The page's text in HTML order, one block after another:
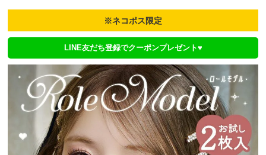
※ネコポス限定
LINE友だち登録でクーポンプレゼント♥